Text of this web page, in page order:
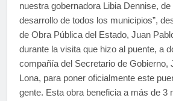
nuestra gobernadora Libia Dennise,
desarrollo de todos los municipios”,
de Obra Pública del Estado, Juan
durante la visita que hizo al puente, a
compañía del Secretario de Gobierno,
Lona, para poner oficialmente este
gente. Esta obra beneficia a más de 3